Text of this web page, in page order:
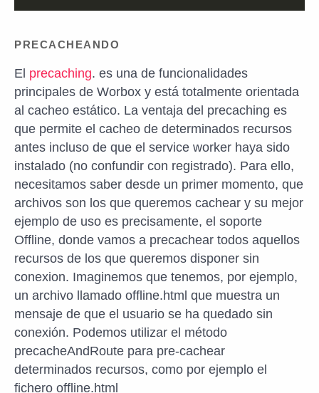
PRECACHEANDO
El precaching. es una de funcionalidades
principales de Worbox y está totalmente orientada
al cacheo estático. La ventaja del precaching es
que permite el cacheo de determinados recursos
antes incluso de que el service worker haya sido
instalado (no confundir con registrado). Para ello,
necesitamos saber desde un primer momento, que
archivos son los que queremos cachear y su mejor
ejemplo de uso es precisamente, el soporte
Offline, donde vamos a precachear todos aquellos
recursos de los que queremos disponer sin
conexion. Imaginemos que tenemos, por ejemplo,
un archivo llamado offline.html que muestra un
mensaje de que el usuario se ha quedado sin
conexión. Podemos utilizar el método
precacheAndRoute para pre-cachear
determinados recursos, como por ejemplo el
fichero offline.html